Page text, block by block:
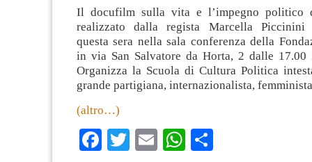
Il docufilm sulla vita e l’impegno politico
realizzato dalla regista Marcella Piccinini
questa sera nella sala conferenza della
in via San Salvatore da Horta, 2 dalle 17.00
Organizza la Scuola di Cultura Politica
grande partigiana, internazionalista,
(altro…)
Facebook
TwitterEmailWhatsApp